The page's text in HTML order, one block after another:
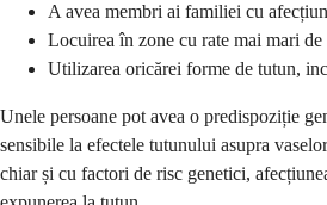
A avea membri ai familiei cu
Locuirea în zone cu rate mai mari de
Utilizarea oricărei forme de tutun,
Unele persoane pot avea o predispoziție
sensibile la efectele tutunului asupra
chiar și cu factori de risc genetici,